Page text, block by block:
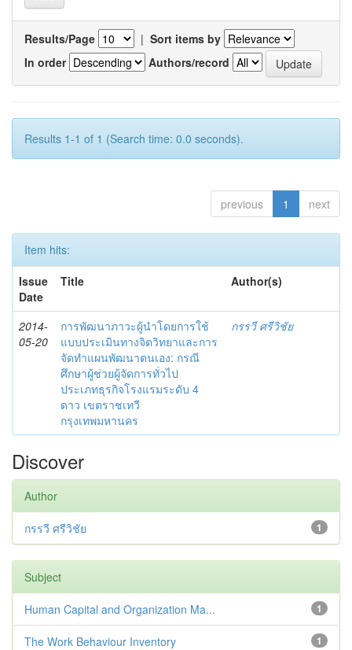
Results/Page | Sort items by
In order
Authors/record
Results 1-1 of 1 (Search time: 0.0 seconds).
previous 1 next
Item hits:
Issue
Date
Title Author(s)
2014-
05-20
การพัฒนาภาวะผู้นำโดยการใช้
แบบประเมินทางจิตวิทยาและการ
จัดทำแผนพัฒนาตนเอง: กรณี
ศึกษาผู้ช่วยผู้จัดการทั่วไป
ประเภทธุรกิจโรงแรมระดับ 4
ดาว เขตราชเทวี
กรุงเทพมหานคร
กรรวี ศรีวิชัย
Discover
Author
1
กรรวี ศรีวิชัย
Subject
1
Human Capital and Organization Ma...
1
The Work Behaviour Inventory